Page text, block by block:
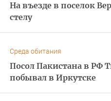
На въезде в поселок
стелу
Среда обитания
Посол Пакистана в РФ
побывал в Иркутске